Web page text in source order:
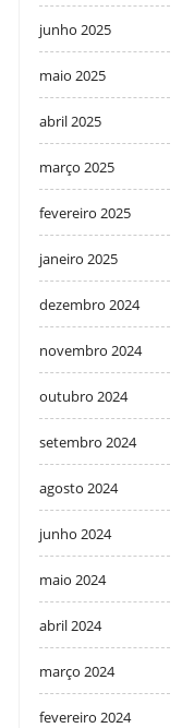
junho 2025
maio 2025
abril 2025
março 2025
fevereiro 2025
janeiro 2025
dezembro 2024
novembro 2024
outubro 2024
setembro 2024
agosto 2024
junho 2024
maio 2024
abril 2024
março 2024
fevereiro 2024